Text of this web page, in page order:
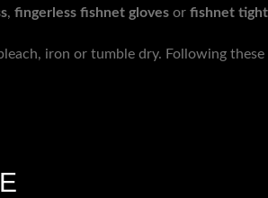
, fingerless fishnet gloves or fishnet
iron or tumble dry. Following